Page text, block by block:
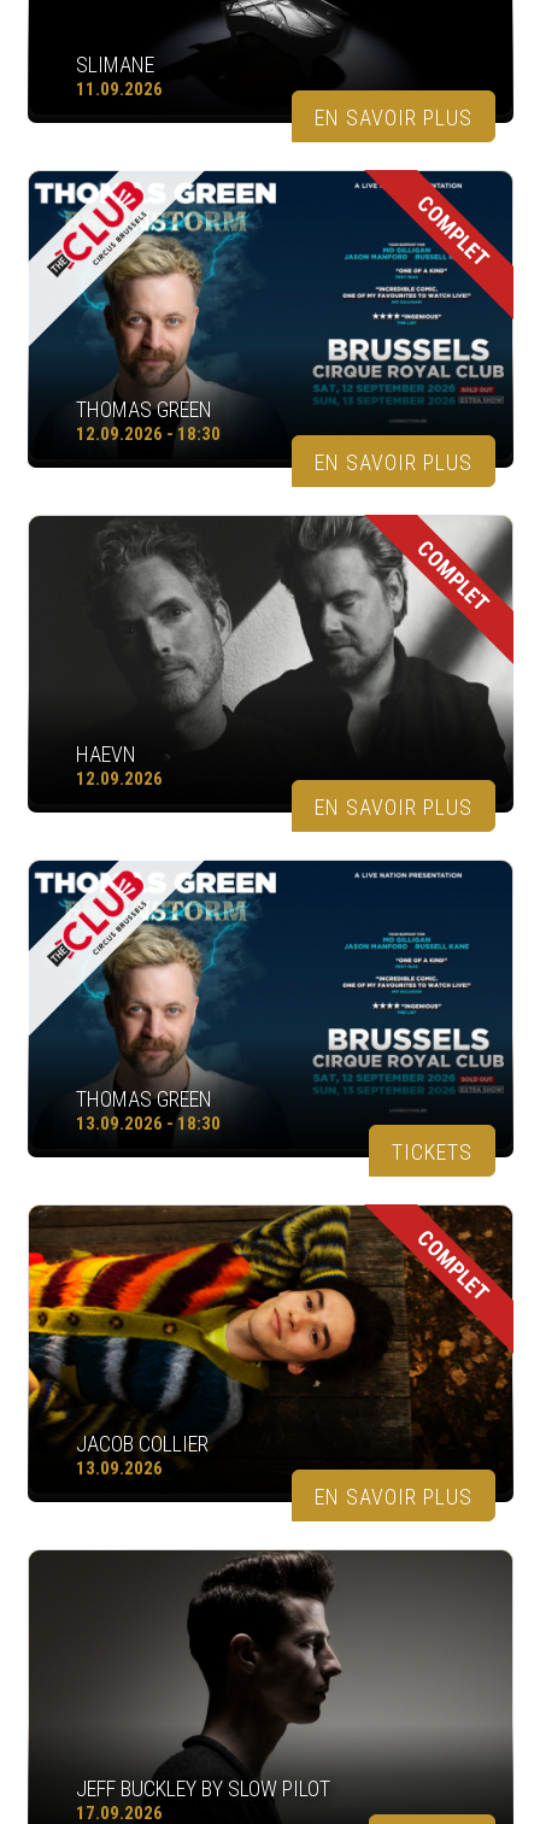
SLIMANE
11.09.2026
EN SAVOIR PLUS
COMPLET
THOMAS GREEN
12.09.2026 - 18:30
EN SAVOIR PLUS
COMPLET
HAEVN
12.09.2026
EN SAVOIR PLUS
THOMAS GREEN
13.09.2026 - 18:30
TICKETS
COMPLET
JACOB COLLIER
13.09.2026
EN SAVOIR PLUS
JEFF BUCKLEY BY SLOW PILOT
17.09.2026